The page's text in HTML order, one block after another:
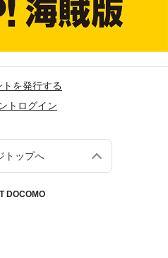
を発行する
トログイン
トップへ
DOCOMO